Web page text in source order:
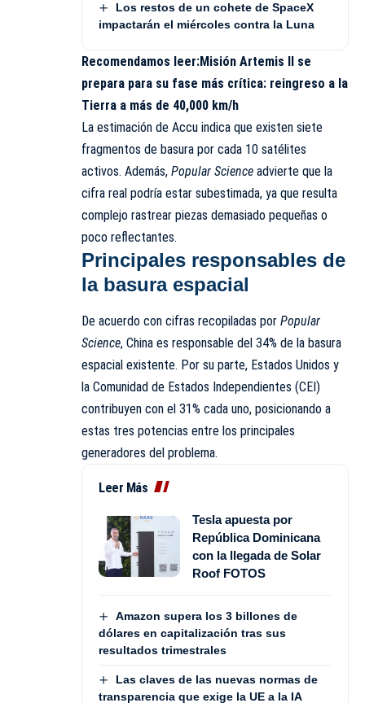
Los restos de un cohete de SpaceX
impactarán el miércoles contra la Luna
Recomendamos leer:Misión Artemis II se
prepara para su fase más crítica: reingreso a la
Tierra a más de 40,000 km/h
La estimación de Accu indica que existen siete
fragmentos de basura por cada 10 satélites
activos. Además, Popular Science advierte que la
cifra real podría estar subestimada, ya que resulta
complejo rastrear piezas demasiado pequeñas o
poco reflectantes.
Principales responsables de
la basura espacial
De acuerdo con cifras recopiladas por Popular
Science, China es responsable del 34% de la basura
espacial existente. Por su parte, Estados Unidos y
la Comunidad de Estados Independientes (CEI)
contribuyen con el 31% cada uno, posicionando a
estas tres potencias entre los principales
generadores del problema.
Leer Más
Tesla apuesta por
República Dominicana
con la llegada de Solar
Roof FOTOS
Amazon supera los 3 billones de
dólares en capitalización tras sus
resultados trimestrales
Las claves de las nuevas normas de
transparencia que exige la UE a la IA